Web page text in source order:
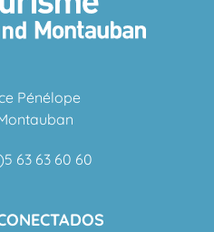
Pénélope
63 63 60 60